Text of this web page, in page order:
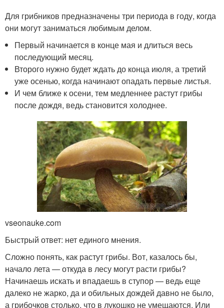
Для грибников предназначены три периода в году, когда
они могут заниматься любимым делом.
Первый начинается в конце мая и длиться весь
последующий месяц.
Второго нужно будет ждать до конца июля, а третий
уже осенью, когда начинают опадать первые листья.
И чем ближе к осени, тем медленнее растут грибы
после дождя, ведь становится холоднее.
vseonauke.com
Быстрый ответ: нет единого мнения.
Сложно понять, как растут грибы. Вот, казалось бы,
начало лета — откуда в лесу могут расти грибы?
Начинаешь искать и впадаешь в ступор — ведь еще
далеко не жарко, да и обильных дождей давно не было,
а грибочков столько, что в лукошко не умещаются. Или